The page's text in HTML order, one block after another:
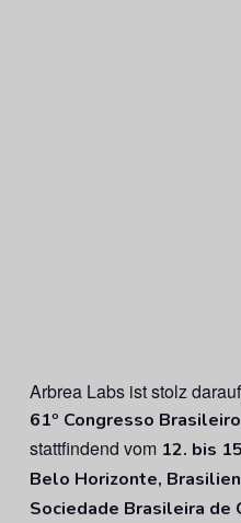
Arbrea Labs ist stolz
61º Congresso
stattfindend vom 12. bis
Belo Horizonte, Brasilien
Sociedade Brasileira de